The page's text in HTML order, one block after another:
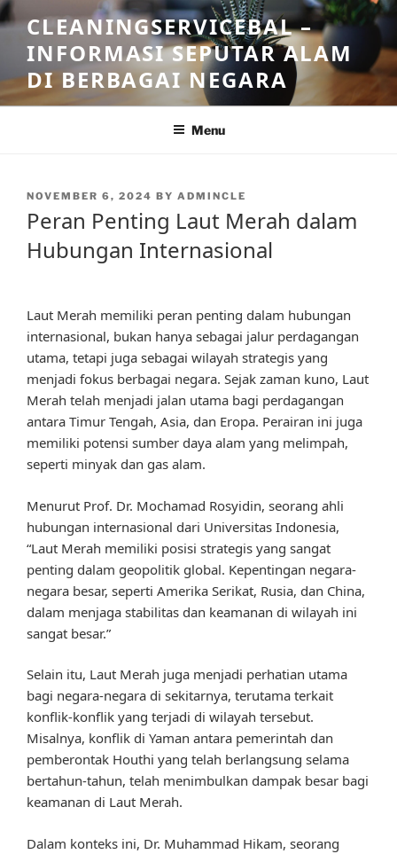
Skip
to
content
CLEANINGSERVICEBAL –
INFORMASI SEPUTAR ALAM
DI BERBAGAI NEGARA
Menu
POSTED
NOVEMBER 6, 2024 BY ADMINCLE
Peran Penting Laut Merah dalam
Hubungan Internasional
Laut Merah memiliki peran penting dalam hubungan
internasional, bukan hanya sebagai jalur perdagangan
utama, tetapi juga sebagai wilayah strategis yang
menjadi fokus berbagai negara. Sejak zaman kuno, Laut
Merah telah menjadi jalan utama bagi perdagangan
antara Timur Tengah, Asia, dan Eropa. Perairan ini juga
memiliki potensi sumber daya alam yang melimpah,
seperti minyak dan gas alam.
Menurut Prof. Dr. Mochamad Rosyidin, seorang ahli
hubungan internasional dari Universitas Indonesia,
“Laut Merah memiliki posisi strategis yang sangat
penting dalam geopolitik global. Kepentingan negara-
negara besar, seperti Amerika Serikat, Rusia, dan China,
dalam menjaga stabilitas dan keamanan di wilayah ini
sangat besar.”
Selain itu, Laut Merah juga menjadi perhatian utama
bagi negara-negara di sekitarnya, terutama terkait
konflik-konflik yang terjadi di wilayah tersebut.
Misalnya, konflik di Yaman antara pemerintah dan
pemberontak Houthi yang telah berlangsung selama
bertahun-tahun, telah menimbulkan dampak besar bagi
keamanan di Laut Merah.
Dalam konteks ini, Dr. Muhammad Hikam, seorang